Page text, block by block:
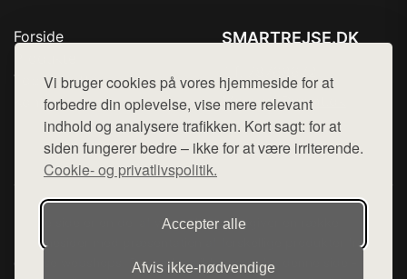
Vi bruger cookies på vores hjemmeside for at
forbedre din oplevelse, vise mere relevant
indhold og analysere trafikken. Kort sagt: for at
siden fungerer bedre – ikke for at være irriterende.
Cookie- og privatlivspolitik.
Accepter alle
Afvis ikke‑nødvendige
Forside
Top Rabatter
Kontakt
SMARTREJSE.DK
Mail: hej@want.dk
Cookie- og privatlivspolitik
Denne side er en del af want.dk, der udgiver en række
hjemmesider med præsentation af forskellige produkter fra
diverse webshops. Der sælges ikke varer fra denne side - vi